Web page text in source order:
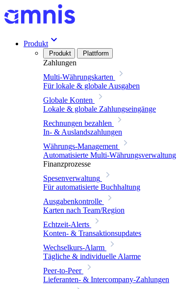
Produkt
Produkt Plattform
Zahlungen
Multi-Währungskarten
Für lokale & globale Ausgaben
Globale Konten
Lokale & globale Zahlungseingänge
Rechnungen bezahlen
In- & Auslandszahlungen
Währungs-Management
Automatisierte Multi-Währungsverwaltung
Finanzprozesse
Spesenverwaltung
Für automatisierte Buchhaltung
Ausgabenkontrolle
Karten nach Team/Region
Echtzeit-Alerts
Konten- & Transaktionsupdates
Wechselkurs-Alarm
Tägliche & individuelle Alarme
Peer-to-Peer
Lieferanten- & Intercompany-Zahlungen